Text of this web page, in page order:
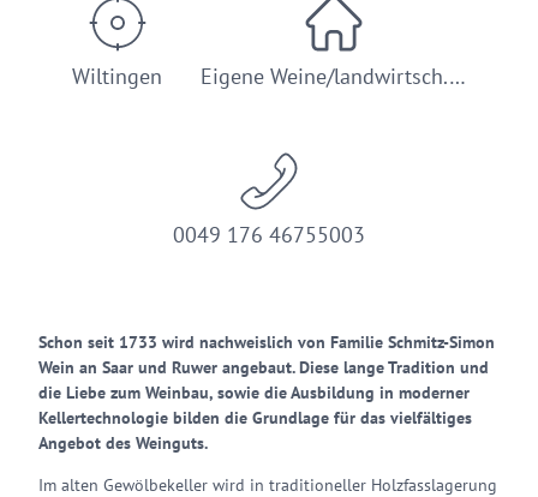
Wiltingen Eigene Weine/landwirtsch.…
0049 176 46755003
Schon seit 1733 wird nachweislich von Familie Schmitz-Simon
Wein an Saar und Ruwer angebaut. Diese lange Tradition und
die Liebe zum Weinbau, sowie die Ausbildung in moderner
Kellertechnologie bilden die Grundlage für das vielfältiges
Angebot des Weinguts.
Im alten Gewölbekeller wird in traditioneller Holzfasslagerung